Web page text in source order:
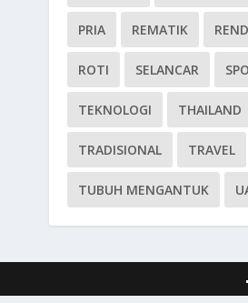
PRIA REMATIK
ROTI SELANCAR
TEKNOLOGI THAILAND
TRADISIONAL TRAVEL
TUBUH MENGANTUK